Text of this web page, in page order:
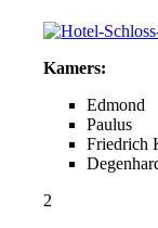
Kamers:
Edmond
Paulus
Friedrich
2